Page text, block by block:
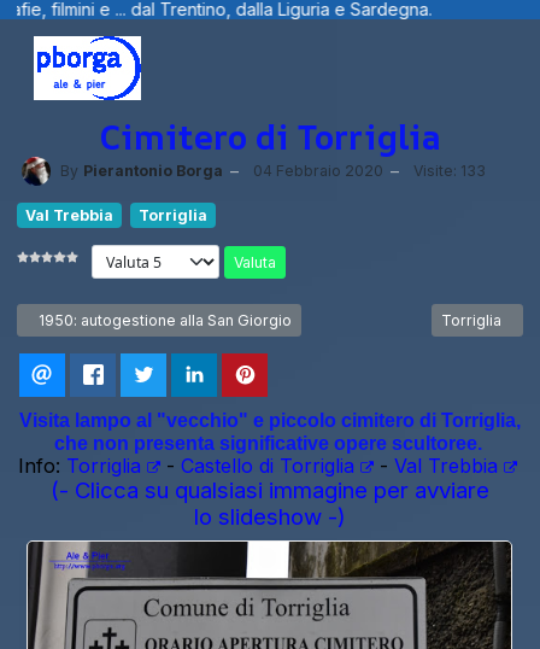
e ... dal Trentino, dalla Liguria e Sardegna.
Cimitero di Torriglia
By Pierantonio Borga 04 Febbraio 2020 Visite: 133
Val Trebbia Torriglia
Valuta
Articolo precedente: 1950: autogestione alla San Giorgio
1950: autogestione alla San Giorgio Articolo
Torriglia
Visita lampo al "vecchio" e piccolo cimitero di Torriglia,
che non presenta significative opere scultoree.
Info: Torriglia - Castello di Torriglia - Val Trebbia
(- Clicca su qualsiasi immagine per avviare
lo slideshow -)